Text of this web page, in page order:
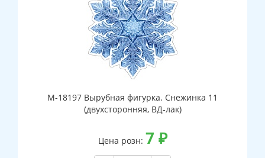
М-18197 Вырубная фигурка. Снежинка 11
(двухсторонняя, ВД-лак)
Цена розн: 7 ₽